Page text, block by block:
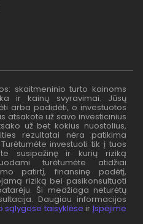
skaitmeninio turto kainoms
ir kainų svyravimai. Jūsų
arba padidėti, o investuotos
atsakote už savo investicinius
už bet kokius nuostolius,
rezultatai nėra patikima
investuoti tik į tuos
susipažinę ir kurių riziką
turėtumėte atidžiai
patirtį, finansinę padėtį,
riziką bei pasikonsultuoti
Ši medžiaga neturėtų
Daugiau informacijos
sąlygose taisyklėse ir Įspėjime